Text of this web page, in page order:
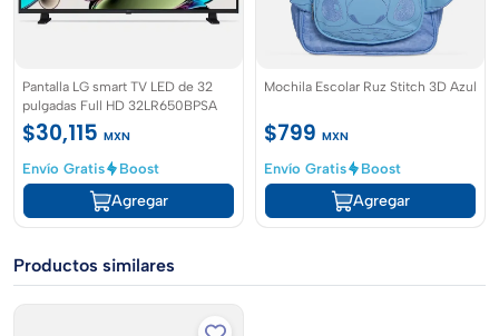
Pantalla LG smart TV LED de 32
pulgadas Full HD 32LR650BPSA
$30,115 MXN
Envío Gratis
Boost
Agregar
Mochila Escolar Ruz Stitch 3D Azul
$799 MXN
Envío Gratis
Boost
Agregar
Productos similares